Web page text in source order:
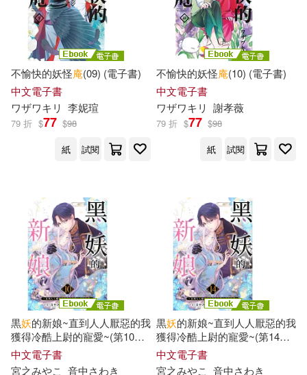
龔房芳等(1)
（加）葉嘉瑩，顧隨(1)
（意）歐雷諾(1)
（日）岡部理佳(1)
（日）矢崎源九朗(1)
（日）谷崎潤一郎(1)
（明）宗臣等(1)
不愉快的妖怪庵(09) (電子書)
中文電子書
ワザワキリ 李妮瑄
79 折 $77 $98
紙
試閱
不愉快的妖怪庵(10) (電子書)
中文電子書
ワザワキリ 謝孝薇
79 折 $77 $98
紙
試閱
黒妖的新娘~直到人人厭惡的我
獲得冷酷上尉的寵愛~(第10話
(電子書)
中文電子書
宮之みやこ 音中さわき
黒妖的新娘~直到人人厭惡的我
獲得冷酷上尉的寵愛~(第14話
(電子書)
中文電子書
宮之みやこ 音中さわき